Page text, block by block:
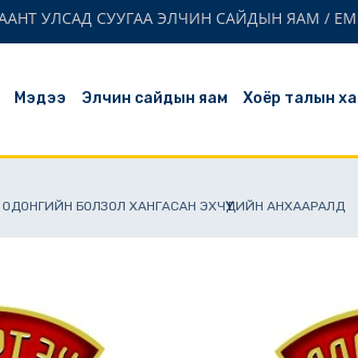
УЛСАД СУУГАА ЭЛЧИН САЙДЫН ЯАМ /
Мэдээ Элчин сайдын яам Хоёр талын
БОЛЗОЛ ХАНГАСАН ЭХЧҮҮДИЙН АНХААРАЛД